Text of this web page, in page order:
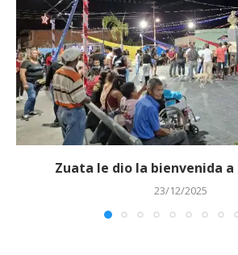
Zuata le dio la bienvenida a
23/12/2025